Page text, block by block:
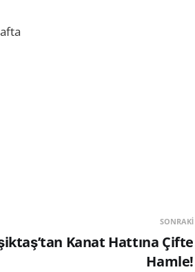
SONRAKI
Kanat Hattına Çifte
Hamle!